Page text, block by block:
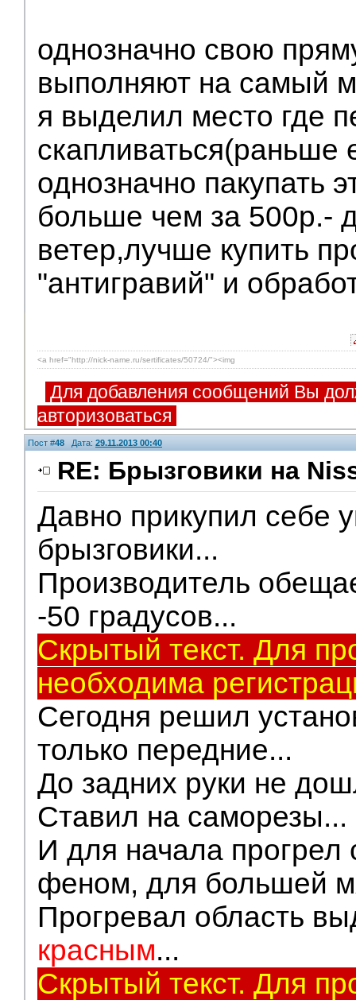
однозначно свою
выполняют на самый
я выделил место где
скапливаться(раньше
однозначно пакупать
больше чем за 500р.-
ветер,лучше купить
"антигравий" и
<a href="http://nick-name.ru/sertificates/50724/"><img
Для добавления сообщений Вы
авторизоваться
Пост #48 Дата: 29.11.2013 00:40
RE: Брызговики на
Давно прикупил себе
брызговики...
Производитель
-50 градусов...
Скрытый текст. Для
необходима
Сегодня решил
только передние...
До задних руки не
Ставил на саморезы...
И для начала прогрел
феном, для большей
Прогревал область
красным...
Скрытый текст. Для